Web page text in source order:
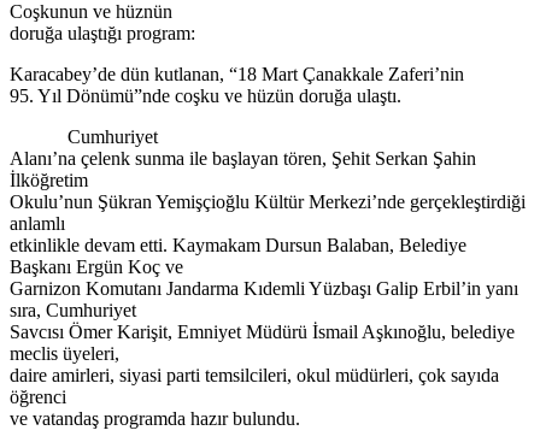
Coşkunun ve hüznün
doruğa ulaştığı program:
Karacabey’de dün kutlanan, “18 Mart Çanakkale Zaferi’nin
95. Yıl Dönümü”nde coşku ve hüzün doruğa ulaştı.
Cumhuriyet
Alanı’na çelenk sunma ile başlayan tören, Şehit Serkan Şahin
İlköğretim
Okulu’nun Şükran Yemişçioğlu Kültür Merkezi’nde gerçekleştirdiği
anlamlı
etkinlikle devam etti. Kaymakam Dursun Balaban, Belediye
Başkanı Ergün Koç ve
Garnizon Komutanı Jandarma Kıdemli Yüzbaşı Galip Erbil’in yanı
sıra, Cumhuriyet
Savcısı Ömer Karişit, Emniyet Müdürü İsmail Aşkınoğlu, belediye
meclis üyeleri,
daire amirleri, siyasi parti temsilcileri, okul müdürleri, çok sayıda
öğrenci
ve vatandaş programda hazır bulundu.